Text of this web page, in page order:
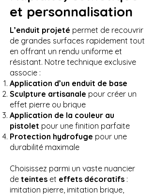
et personnalisation
L’enduit projeté permet de recouvrir
de grandes surfaces rapidement tout
en offrant un rendu uniforme et
résistant. Notre technique exclusive
associe :
Application d’un enduit de base
Sculpture artisanale pour créer un
effet pierre ou brique
Application de la couleur au
pistolet pour une finition parfaite
Protection hydrofuge pour une
durabilité maximale
Choisissez parmi un vaste nuancier
de teintes et effets décoratifs :
imitation pierre, imitation brique,